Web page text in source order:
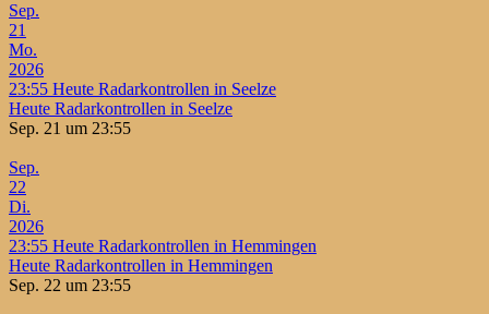
Sep.
21
Mo.
2026
23:55 Heute Radarkontrollen in Seelze
Heute Radarkontrollen in Seelze
Sep. 21 um 23:55
Sep.
22
Di.
2026
23:55 Heute Radarkontrollen in Hemmingen
Heute Radarkontrollen in Hemmingen
Sep. 22 um 23:55